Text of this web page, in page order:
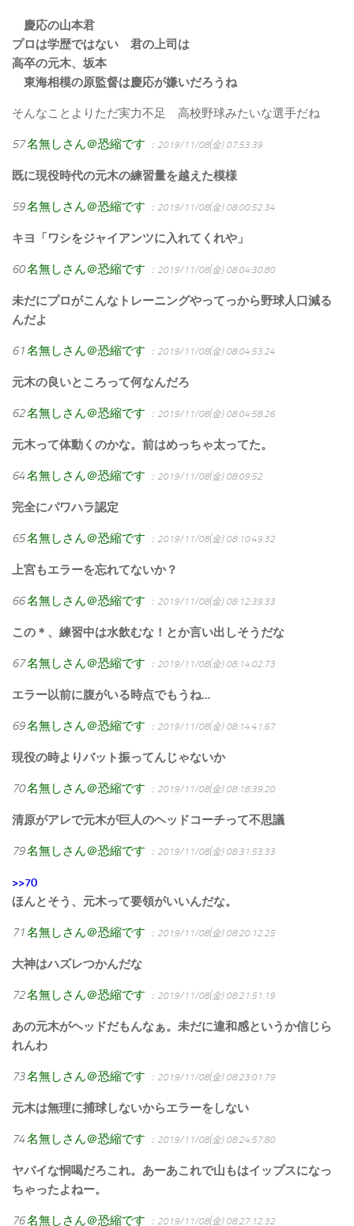
慶応の山本君
プロは学歴ではない 君の上司は
高卒の元木、坂本
東海相模の原監督は慶応が嫌いだろうね
そんなことよりただ実力不足 高校野球みたいな選手だね
57名無しさん＠恐縮です ：2019/11/08(金) 07:53:39
既に現役時代の元木の練習量を越えた模様
59名無しさん＠恐縮です ：2019/11/08(金) 08:00:52.34
キヨ「ワシをジャイアンツに入れてくれや」
60名無しさん＠恐縮です ：2019/11/08(金) 08:04:30.80
未だにプロがこんなトレーニングやってっから野球人口減る
んだよ
61名無しさん＠恐縮です ：2019/11/08(金) 08:04:53.24
元木の良いところって何なんだろ
62名無しさん＠恐縮です ：2019/11/08(金) 08:04:58.26
元木って体動くのかな。前はめっちゃ太ってた。
64名無しさん＠恐縮です ：2019/11/08(金) 08:09:52
完全にパワハラ認定
65名無しさん＠恐縮です ：2019/11/08(金) 08:10:49.32
上宮もエラーを忘れてないか？
66名無しさん＠恐縮です ：2019/11/08(金) 08:12:39.33
この＊、練習中は水飲むな！とか言い出しそうだな
67名無しさん＠恐縮です ：2019/11/08(金) 08:14:02.73
エラー以前に腹がいる時点でもうね…
69名無しさん＠恐縮です ：2019/11/08(金) 08:14:41.67
現役の時よりバット振ってんじゃないか
70名無しさん＠恐縮です ：2019/11/08(金) 08:18:39.20
清原がアレで元木が巨人のヘッドコーチって不思議
79名無しさん＠恐縮です ：2019/11/08(金) 08:31:53.33
>>70
ほんとそう、元木って要領がいいんだな。
71名無しさん＠恐縮です ：2019/11/08(金) 08:20:12.25
大神はハズレつかんだな
72名無しさん＠恐縮です ：2019/11/08(金) 08:21:51.19
あの元木がヘッドだもんなぁ。未だに違和感というか信じら
れんわ
73名無しさん＠恐縮です ：2019/11/08(金) 08:23:01.79
元木は無理に捕球しないからエラーをしない
74名無しさん＠恐縮です ：2019/11/08(金) 08:24:57.80
ヤバイな恫喝だろこれ。あーあこれで山もはイップスになっ
ちゃったよねー。
76名無しさん＠恐縮です ：2019/11/08(金) 08:27:12.32